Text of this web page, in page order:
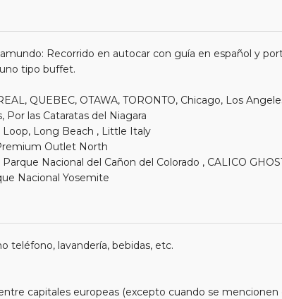
Recorrido en autocar con guía en español y
tipo buffet.
QUEBEC, OTAWA, TORONTO, Chicago, Los
Por las Cataratas del Niagara
Loop, Long Beach , Little Italy
Outlet North
Nacional del Cañon del Colorado , CALICO
Nacional Yosemite
teléfono, lavandería, bebidas, etc.
capitales europeas (excepto cuando se mencionen